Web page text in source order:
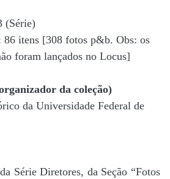
(Série)
86 itens [308 fotos p&b. Obs: os
foram lançados no Locus]
da coleção)
da Universidade Federal de
Série Diretores, da Seção “Fotos